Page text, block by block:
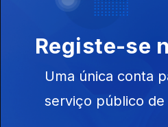
Registe-se
Uma única conta
serviço público de